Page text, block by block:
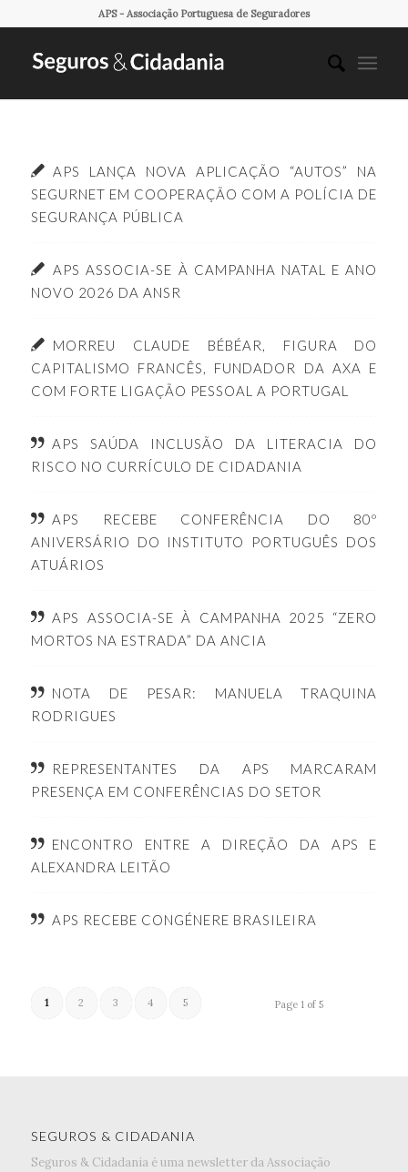
APS - Associação Portuguesa de Seguradores
APS LANÇA NOVA APLICAÇÃO “AUTOS” NA
SEGURNET EM COOPERAÇÃO COM A POLÍCIA DE
SEGURANÇA PÚBLICA
APS ASSOCIA-SE À CAMPANHA NATAL E ANO
NOVO 2026 DA ANSR
MORREU CLAUDE BÉBÉAR, FIGURA DO
CAPITALISMO FRANCÊS, FUNDADOR DA AXA E
COM FORTE LIGAÇÃO PESSOAL A PORTUGAL
APS SAÚDA INCLUSÃO DA LITERACIA DO
RISCO NO CURRÍCULO DE CIDADANIA
APS RECEBE CONFERÊNCIA DO 80º
ANIVERSÁRIO DO INSTITUTO PORTUGUÊS DOS
ATUÁRIOS
APS ASSOCIA-SE À CAMPANHA 2025 “ZERO
MORTOS NA ESTRADA” DA ANCIA
NOTA DE PESAR: MANUELA TRAQUINA
RODRIGUES
REPRESENTANTES DA APS MARCARAM
PRESENÇA EM CONFERÊNCIAS DO SETOR
ENCONTRO ENTRE A DIREÇÃO DA APS E
ALEXANDRA LEITÃO
APS RECEBE CONGÉNERE BRASILEIRA
Page 1 of 5
1 2 3 4 5
SEGUROS & CIDADANIA
Seguros & Cidadania é uma newsletter da Associação